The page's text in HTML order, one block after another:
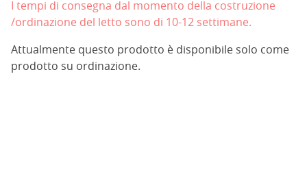
I tempi di consegna dal momento della costruzione
/ordinazione del letto sono di 10-12 settimane.
Attualmente questo prodotto è disponibile solo come
prodotto su ordinazione.